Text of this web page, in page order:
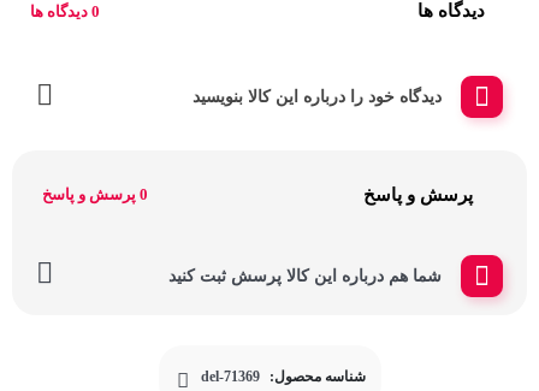
دیدگاه ها 0 دیدگاه ها
دیدگاه خود را درباره این کالا بنویسید
پرسش و پاسخ 0 پرسش و پاسخ
شما هم درباره این کالا پرسش ثبت کنید
شناسه محصول: del-71369